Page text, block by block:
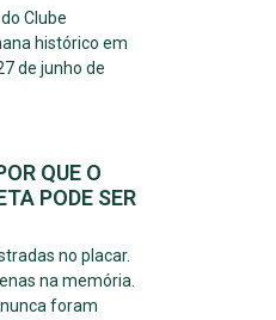
Clube
histórico em
de junho de
QUE O
PODE SER
no placar.
na memória.
foram